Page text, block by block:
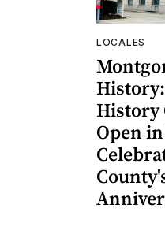
LOCALES
History
Open